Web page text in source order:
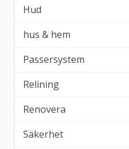
Hud
hus & hem
Passersystem
Relining
Renovera
Säkerhet